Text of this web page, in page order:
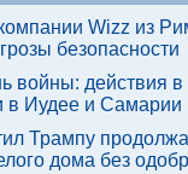
Wizz из
безопасности
войны: действия
в Иудее и Самарии
Трампу
дома без